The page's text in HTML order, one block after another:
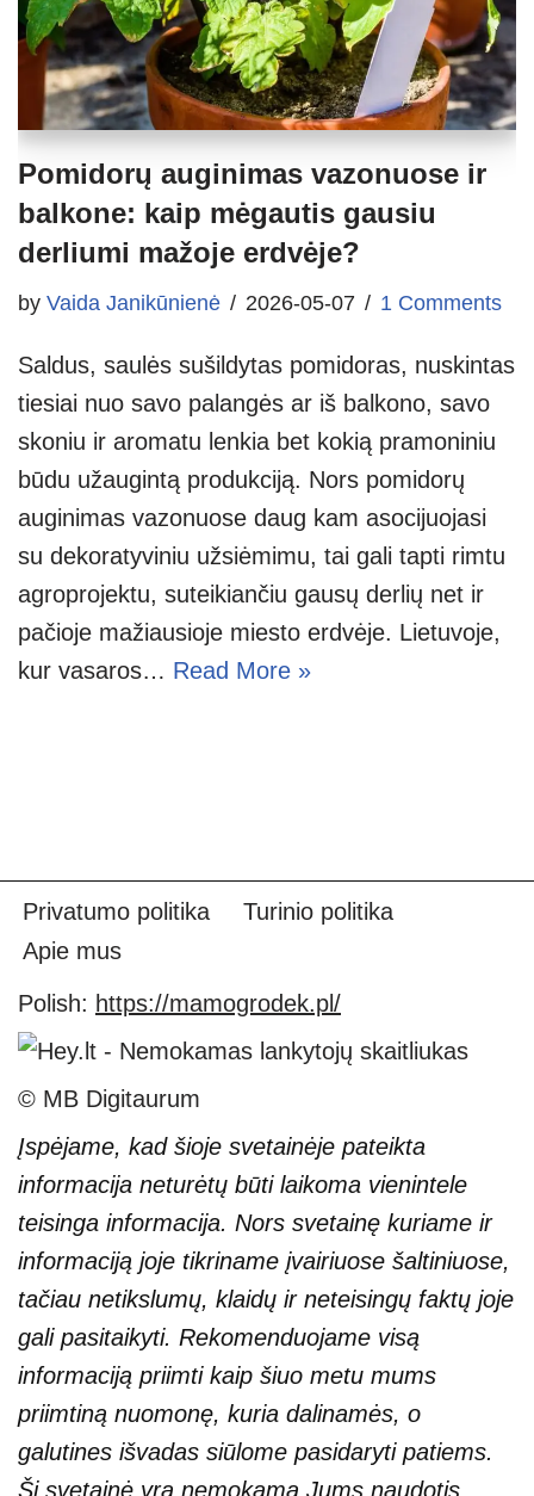
Pomidorų auginimas vazonuose ir
balkone: kaip mėgautis gausiu
derliumi mažoje erdvėje?
by Vaida Janikūnienė 2026-05-07 1 Comments
Saldus, saulės sušildytas pomidoras, nuskintas
tiesiai nuo savo palangės ar iš balkono, savo
skoniu ir aromatu lenkia bet kokią pramoniniu
būdu užaugintą produkciją. Nors pomidorų
auginimas vazonuose daug kam asocijuojasi
su dekoratyviniu užsiėmimu, tai gali tapti rimtu
agroprojektu, suteikiančiu gausų derlių net ir
pačioje mažiausioje miesto erdvėje. Lietuvoje,
kur vasaros… Read More »
Privatumo politika
Turinio politika
Apie mus
Polish: https://mamogrodek.pl/
© MB Digitaurum
Įspėjame, kad šioje svetainėje pateikta
informacija neturėtų būti laikoma vienintele
teisinga informacija. Nors svetainę kuriame ir
informaciją joje tikriname įvairiuose šaltiniuose,
tačiau netikslumų, klaidų ir neteisingų faktų joje
gali pasitaikyti. Rekomenduojame visą
informaciją priimti kaip šiuo metu mums
priimtiną nuomonę, kuria dalinamės, o
galutines išvadas siūlome pasidaryti patiems.
Ši svetainė yra nemokama Jums naudotis,